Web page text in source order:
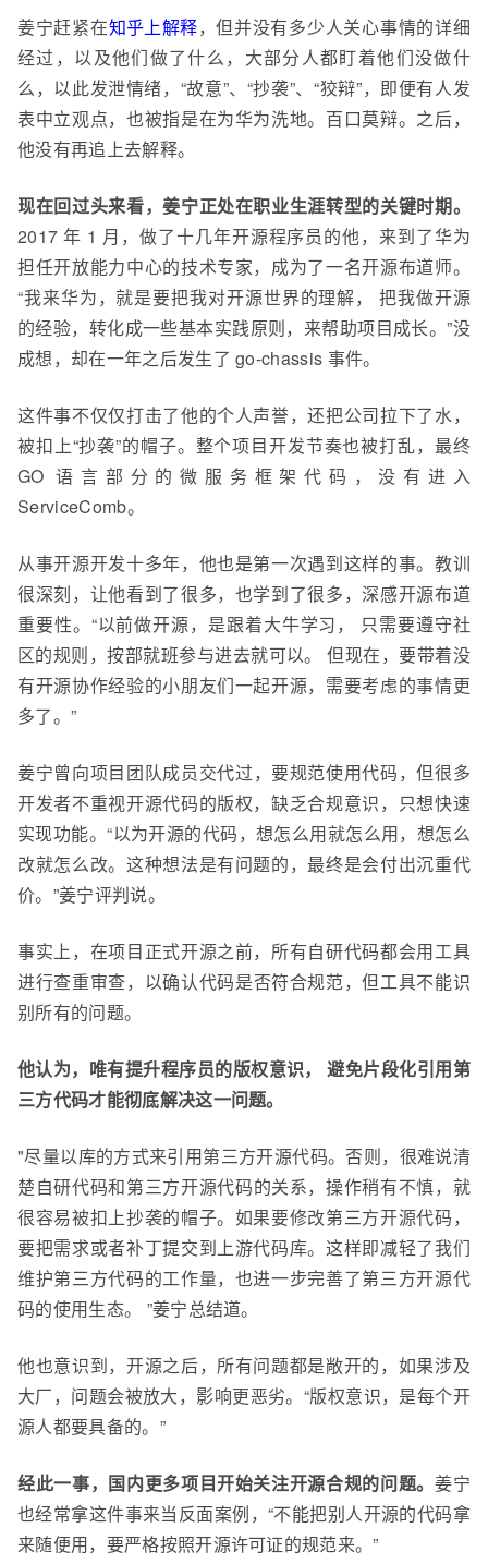
姜宁赶紧在知乎上解释，但并没有多少人关心事情的详细
经过，以及他们做了什么，大部分人都盯着他们没做什
么，以此发泄情绪，“故意”、“抄袭”、“狡辩”，即便有人发
表中立观点，也被指是在为华为洗地。百口莫辩。之后，
他没有再追上去解释。
现在回过头来看，姜宁正处在职业生涯转型的关键时期。
2017 年 1 月，做了十几年开源程序员的他，来到了华为
担任开放能力中心的技术专家，成为了一名开源布道师。
“我来华为，就是要把我对开源世界的理解， 把我做开源
的经验， 转化成一些基本实践原则，来帮助项目成长。”没
成想，却在一年之后发生了 go-chassis 事件。
这件事不仅仅打击了他的个人声誉，还把公司拉下了水，
被扣上“抄袭”的帽子。 整个项目开发节奏也被打乱，最终
GO 语言部分的微服务框架代码，没有进入
ServiceComb。
从事开源开发十多年，他也是第一次遇到这样的事。教训
很深刻，让他看到了很多，也学到了很多，深感开源布道
重要性。 “以前做开源，是跟着大牛学习， 只需要遵守社
区的规则，按部就班参与进去就可以。 但现在，要带着没
有开源协作经验的小朋友们一起开源，需要考虑的事情更
多了。”
姜宁曾向项目团队成员交代过，要规范使用代码，但很多
开发者不重视开源代码的版权，缺乏合规意识，只想快速
实现功能。“以为开源的代码，想怎么用就怎么用，想怎么
改就怎么改。这种想法是有问题的，最终是会付出沉重代
价。”姜宁评判说。
事实上，在项目正式开源之前，所有自研代码都会用工具
进行查重审查，以确认代码是否符合规范，但工具不能识
别所有的问题。
他认为， 唯有提升程序员的版权意识， 避免片段化引用第
三方代码才能彻底解决这一问题。
"尽量以库的方式来引用第三方开源代码。否则，很难说清
楚自研代码和第三方开源代码的关系，操作稍有不慎，就
很容易被扣上抄袭的帽子。如果要修改第三方开源代码，
要把需求或者补丁提交到上游代码库。这样即减轻了我们
维护第三方代码的工作量，也进一步完善了第三方开源代
码的使用生态。 ”姜宁总结道。
他也意识到，开源之后，所有问题都是敞开的，如果涉及
大厂，问题会被放大，影响更恶劣。“版权意识，是每个开
源人都要具备的。”
经此一事，国内更多项目开始关注开源合规的问题。姜宁
也经常拿这件事来当反面案例，“不能把别人开源的代码拿
来随便用，要严格按照开源许可证的规范来。”